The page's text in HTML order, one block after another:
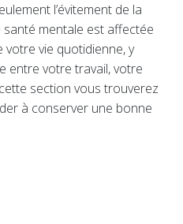
l’évitement de la
santé mentale est affectée
vie quotidienne, y
entre votre travail, votre
section vous trouverez
à conserver une bonne